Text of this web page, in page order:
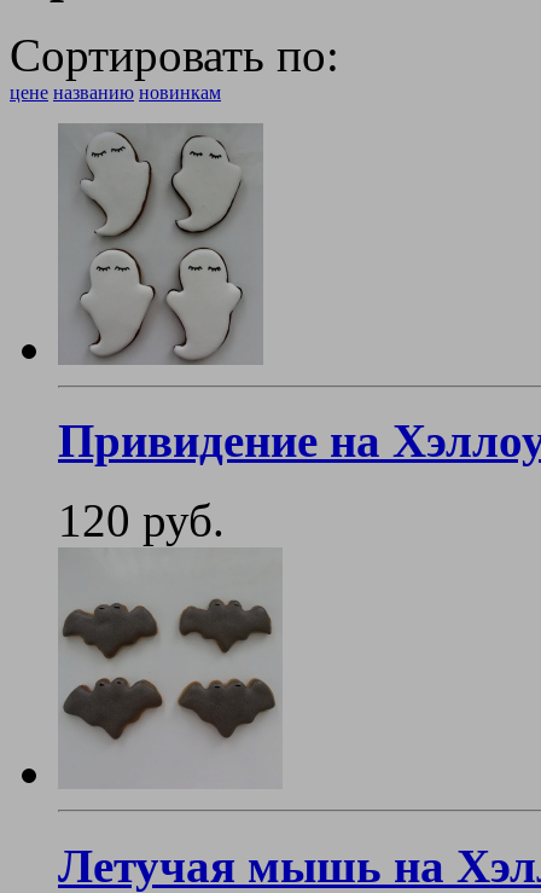
Сортировать по:
цене названию новинкам
Привидение на
120 руб.
Летучая мышь на